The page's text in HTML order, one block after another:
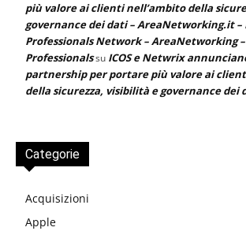
più valore ai clienti nell’ambito della
governance dei dati – AreaNetworking.it –
Professionals Network – AreaNetworking –
Professionalssu ICOS e Netwrix
partnership per portare più valore ai
della sicurezza, visibilità e governance dei
Categorie
Acquisizioni
Apple